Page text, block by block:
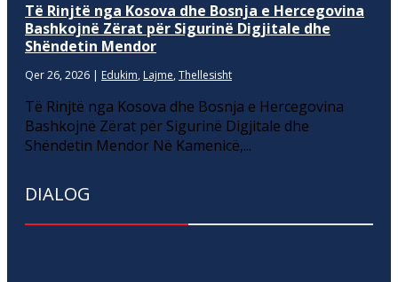
Të Rinjtë nga Kosova dhe Bosnja e Hercegovina
Bashkojnë Zërat për Sigurinë Digjitale dhe
Shëndetin Mendor
Qer 26, 2026 | Edukim, Lajme, Thellesisht
Të Rinjtë nga Kosova dhe Bosnja e Hercegovina
Bashkojnë Zërat për Sigurinë Digjitale dhe
Shëndetin Mendor Në Kamenicë,...
DIALOG